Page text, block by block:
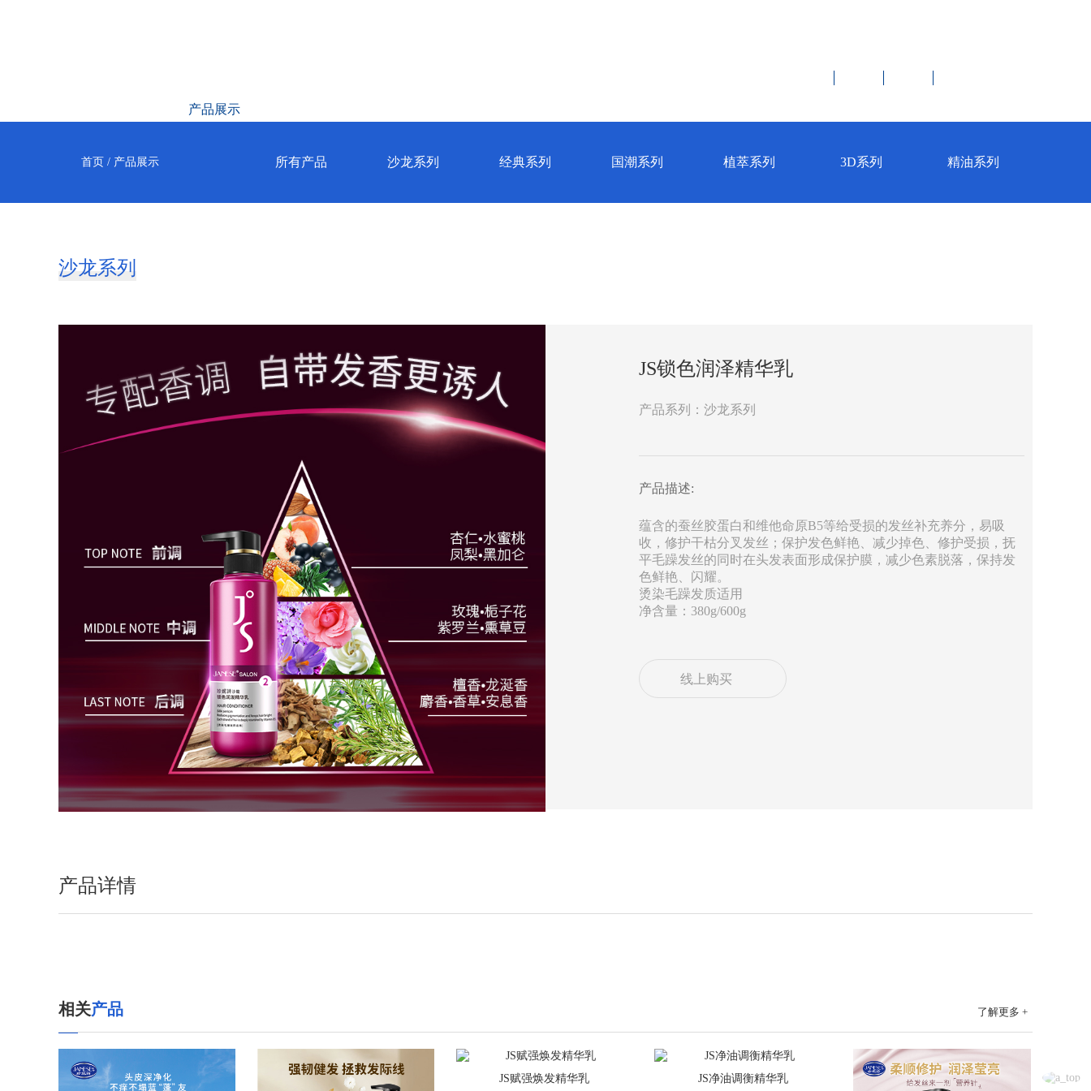
产品展示
首页 / 产品展示 所有产品 沙龙系列 经典系列 国潮系列 植萃系列 3D系列 精油系列
沙龙系列
JS锁色润泽精华乳
产品系列：沙龙系列
产品描述:
蕴含的蚕丝胶蛋白和维他命原B5等给受损的发丝补充养分，易吸
收，修护干枯分叉发丝；保护发色鲜艳、减少掉色、修护受损，抚
平毛躁发丝的同时在头发表面形成保护膜，减少色素脱落，保持发
色鲜艳、闪耀。
烫染毛躁发质适用
净含量：380g/600g
线上购买
产品详情
相关产品 了解更多 +
JS赋强焕发精华乳 JS净油调衡精华乳